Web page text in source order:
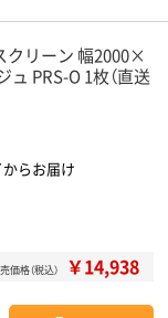
クリーン 幅2000×
PRS-O 1枚（直送
らお届け
価格（税込） ￥14,938